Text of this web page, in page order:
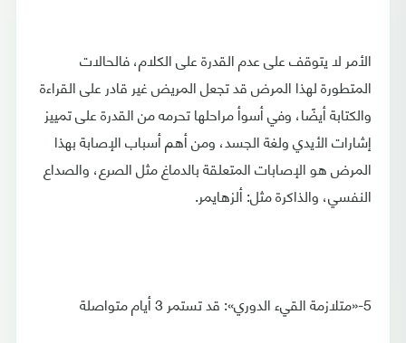
الأمر لا يتوقف على عدم القدرة على الكلام، فالحالات
المتطورة لهذا المرض قد تجعل المريض غير قادر على القراءة
والكتابة أيضًا، وفي أسوأ مراحلها تحرمه من القدرة على تمييز
إشارات الأيدي ولغة الجسد، ومن أهم أسباب الإصابة بهذا
المرض هو الإصابات المتعلقة بالدماغ مثل الصرع، والصداع
النفسي، والذاكرة مثل: ألزهايمر.
5-«متلازمة القيء الدوري»: قد تستمر 3 أيام متواصلة